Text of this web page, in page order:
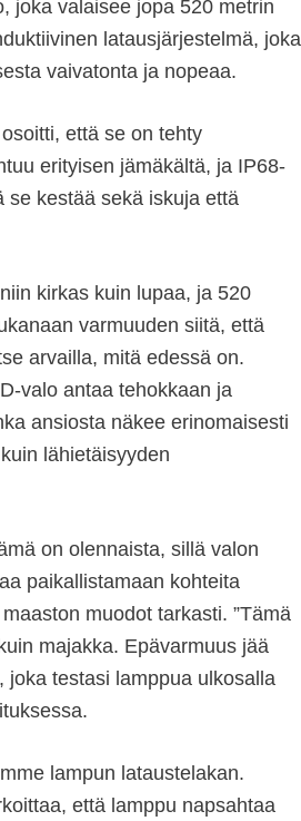
joka valaisee jopa 520 metrin
latausjärjestelmä, joka
vaivatonta ja nopeaa.
että se on tehty
erityisen jämäkältä, ja IP68-
se kestää sekä iskuja että
kirkas kuin lupaa, ja 520
varmuuden siitä, että
arvailla, mitä edessä on.
valo antaa tehokkaan ja
ansiosta näkee erinomaisesti
lähietäisyyden
on olennaista, sillä valon
paikallistamaan kohteita
muodot tarkasti. ”Tämä
majakka. Epävarmuus jää
joka testasi lamppua ulkosalla
lampun lataustelakan.
että lamppu napsahtaa